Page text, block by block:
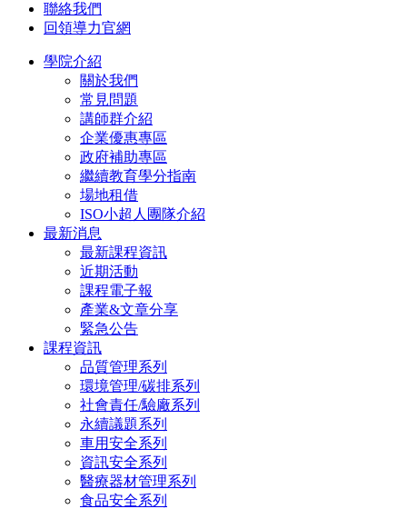
聯絡我們
回領導力官網
學院介紹
關於我們
常見問題
講師群介紹
企業優惠專區
政府補助專區
繼續教育學分指南
場地租借
ISO小超人團隊介紹
最新消息
最新課程資訊
近期活動
課程電子報
產業&文章分享
緊急公告
課程資訊
品質管理系列
環境管理/碳排系列
社會責任/驗廠系列
永續議題系列
車用安全系列
資訊安全系列
醫療器材管理系列
食品安全系列